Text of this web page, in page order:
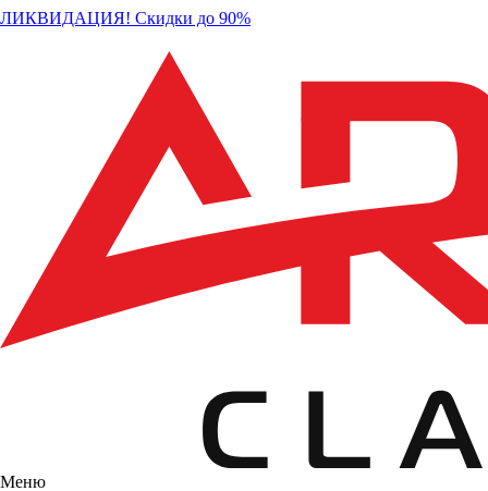
ЛИКВИДАЦИЯ! Скидки до 90%
Меню